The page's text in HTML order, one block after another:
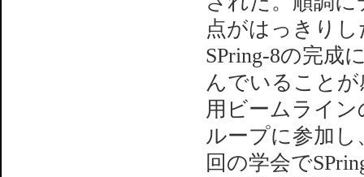
点がはっきり
SPring-8の完成
んでいること
用ビームライ
ループに参加
回の学会で